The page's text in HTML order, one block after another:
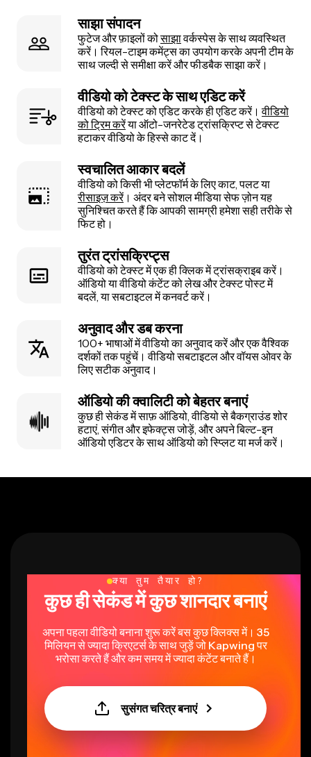
साझा संपादन
फुटेज और फ़ाइलों कोसाझावर्कस्पेस के साथ व्यवस्थित
करें। रियल-टाइम कमेंट्स का उपयोग करके अपनी टीम के
साथ जल्दी से समीक्षा करें और फीडबैक साझा करें।
वीडियो को टेक्स्ट के साथ एडिट करें
वीडियो को टेक्स्ट को एडिट करके ही एडिट करें।वीडियो
को ट्रिम करेंया ऑटो-जनरेटेड ट्रांसक्रिप्ट से टेक्स्ट
हटाकर वीडियो के हिस्से काट दें।
स्वचालित आकार बदलें
वीडियो को किसी भी प्लेटफॉर्म के लिए काट, पलट या
रीसाइज़ करें। अंदर बने सोशल मीडिया सेफ ज़ोन यह
सुनिश्चित करते हैं कि आपकी सामग्री हमेशा सही तरीके से
फिट हो।
तुरंत ट्रांसक्रिप्ट्स
वीडियो को टेक्स्ट में एक ही क्लिक में ट्रांसक्राइब करें।
ऑडियो या वीडियो कंटेंट को लेख और टेक्स्ट पोस्ट में
बदलें, या सबटाइटल में कनवर्ट करें।
अनुवाद और डब करना
100+ भाषाओं में वीडियो का अनुवाद करें और एक वैश्विक
दर्शकों तक पहुंचें। वीडियो सबटाइटल और वॉयस ओवर के
लिए सटीक अनुवाद।
ऑडियो की क्वालिटी को बेहतर बनाएं
कुछ ही सेकंड में साफ़ ऑडियो, वीडियो से बैकग्राउंड शोर
हटाएं, संगीत और इफेक्ट्स जोड़ें, और अपने बिल्ट-इन
ऑडियो एडिटर के साथ ऑडियो को स्प्लिट या मर्ज करें।
क्या तुम तैयार हो?
कुछ ही सेकंड में कुछ शानदार बनाएं
अपना पहला वीडियो बनाना शुरू करें बस कुछ क्लिक्स में। 35
मिलियन से ज्यादा क्रिएटर्स के साथ जुड़ें जो Kapwing पर
भरोसा करते हैं और कम समय में ज्यादा कंटेंट बनाते हैं।
सुसंगत चरित्र बनाएं